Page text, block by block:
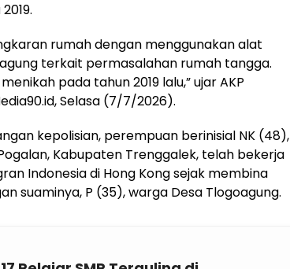
rumah dengan menggunakan alat
terkait permasalahan rumah tangga.
pada tahun 2019 lalu,” ujar AKP
Selasa (7/7/2026).
kepolisian, perempuan berinisial NK (48),
Kabupaten Trenggalek, telah bekerja
Indonesia di Hong Kong sejak membina
suaminya, P (35), warga Desa Tlogoagung.